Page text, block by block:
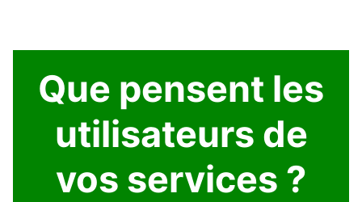
Que pensent les
utilisateurs de
vos services ?